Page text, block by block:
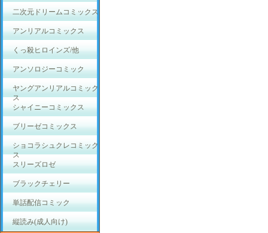
二次元ドリームコミックス
アンリアルコミックス
くっ殺ヒロインズ/他
アンソロジーコミック
ヤングアンリアルコミック
ス
シャイニーコミックス
ブリーゼコミックス
ショコラシュクレコミック
ス
スリーズロゼ
ブラックチェリー
単話配信コミック
縦読み(成人向け)